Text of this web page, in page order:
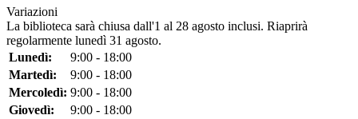
Variazioni
La biblioteca sarà chiusa dall'1 al 28 agosto inclusi. Riaprirà
regolarmente lunedì 31 agosto.
Lunedì:
9:00 - 18:00
Martedì:
9:00 - 18:00
Mercoledì: 9:00 - 18:00
Giovedì:
9:00 - 18:00